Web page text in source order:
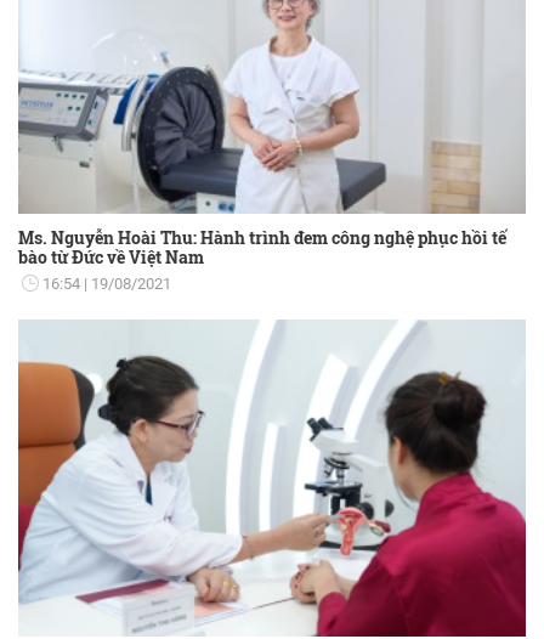
Ms. Nguyễn Hoài Thu: Hành trình đem công nghệ phục hồi tế
bào từ Đức về Việt Nam
16:54 19/08/2021